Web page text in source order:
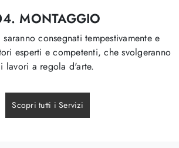
MONTAGGIO
consegnati tempestivamente e
esperti e competenti, che svolgeranno
i lavori a regola d'arte.
Scopri tutti i Servizi